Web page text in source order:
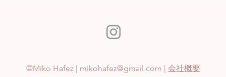
©Miko Hafez | mikohafez@gmail.com 会社概要